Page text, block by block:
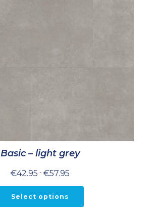
Basic – light grey
€42.95 - €57.95Prijsklasse:
tot
Select options